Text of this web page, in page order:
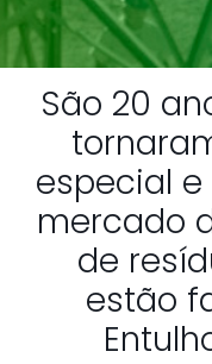
São 20
especial
mercado
de
estão